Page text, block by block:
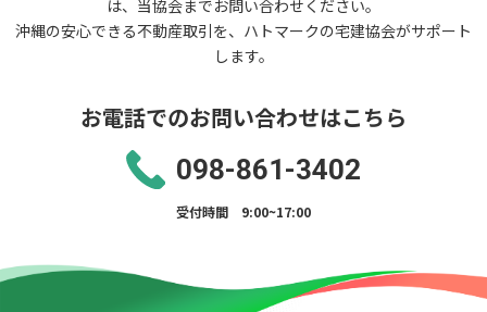
は、当協会までお問い合わせください。
沖縄の安心できる不動産取引を、ハトマークの宅建協会がサポート
します。
お電話でのお問い合わせはこちら
098-861-3402
受付時間 9:00~17:00